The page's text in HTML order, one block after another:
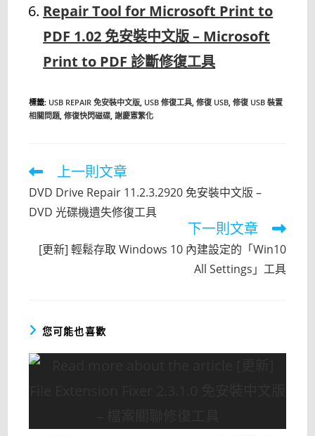
Repair Tool for Microsoft Print to
PDF 1.02 免安裝中文版 – Microsoft
Print to PDF 診斷修復工具
標籤: USB REPAIR 免安裝中文版 USB 修復工具 修復 USB 修復 USB 裝置
相關問題 修復快閃磁碟 謝慶憲繁化
Read
articles
上一則文章
DVD Drive Repair 11.2.3.2920 免安裝中文版 –
DVD 光碟機遺失修復工具
下一則文章
[更新] 輕鬆存取 Windows 10 內建設定的「Win10
All Settings」工具
您可能也喜歡